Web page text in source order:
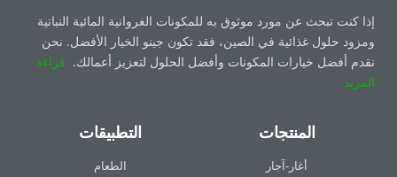
إذا كنت تبحث عن مورد موثوق به للمكونات الغروانية المائية النباتية
ومزود حلول غذائية في الصين، فقد تكون جينو الخيار الأفضل. نحن
نقدم أفضل خيارات المكونات وأفضل الحلول لتعزيز أعمالك. قراءة
المزيد
المنتجات
أغار-آجار
التطبيقات
الطعام